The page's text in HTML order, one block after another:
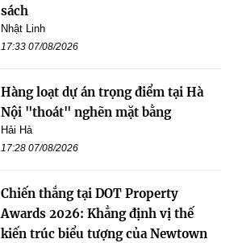
sách
Nhật Linh
17:33 07/08/2026
Hàng loạt dự án trọng điểm tại Hà
Nội "thoát" nghẽn mặt bằng
Hải Hà
17:28 07/08/2026
Chiến thắng tại DOT Property
Awards 2026: Khẳng định vị thế
kiến trúc biểu tượng của Newtown